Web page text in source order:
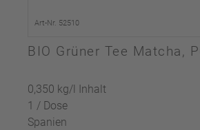
Art-Nr. 52510
BIO Grüner Tee Matcha,
0,350 kg/l Inhalt
1 / Dose
Spanien